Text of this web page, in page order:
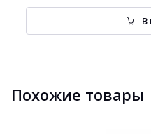
В
Похожие товары